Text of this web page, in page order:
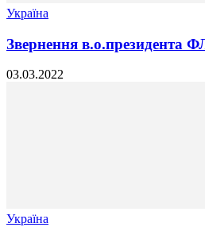
Україна
Звернення в.о.президента
03.03.2022
Україна